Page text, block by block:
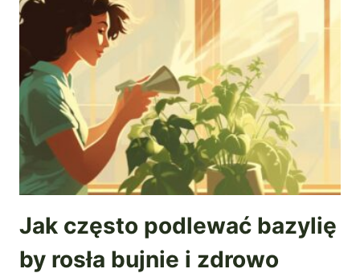
Jak często podlewać bazylię
by rosła bujnie i zdrowo